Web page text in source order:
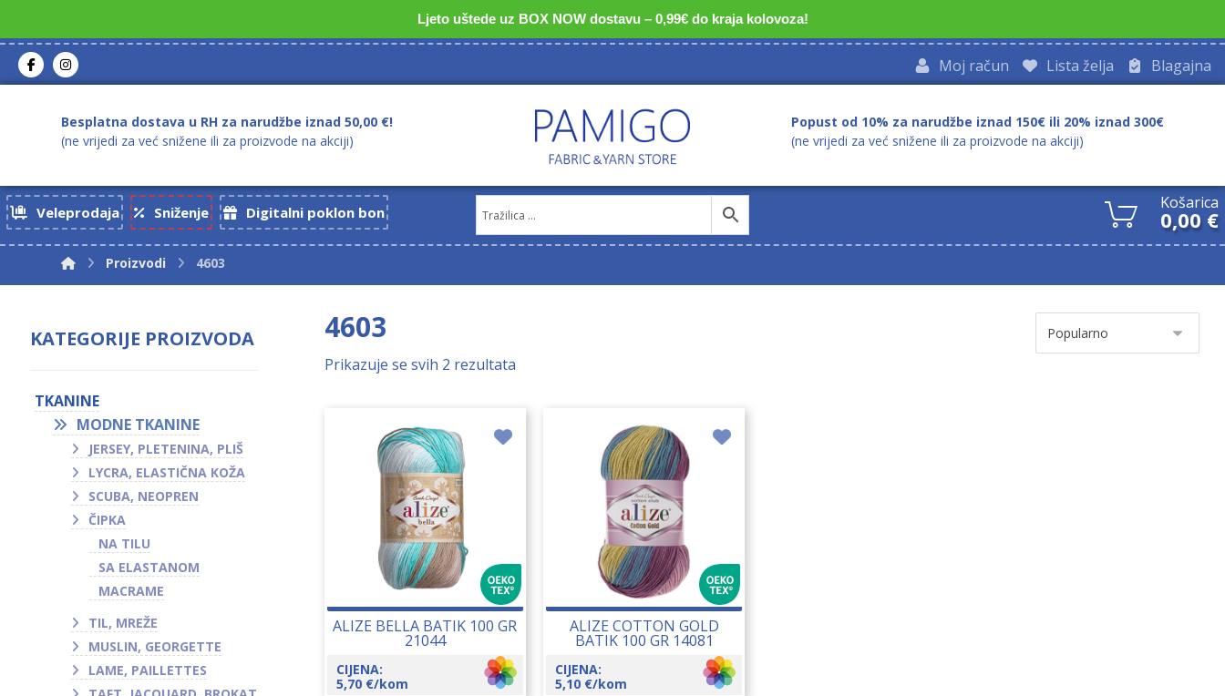
Ljeto uštede uz BOX NOW dostavu – 0,99€ do kraja kolovoza!
Blagajna
Lista želja
Moj račun
Besplatna dostava u RH za narudžbe iznad 50,00 €!
(ne vrijedi za već snižene ili za proizvode na akciji)
Popust od 10% za narudžbe iznad 150€ ili 20% iznad 300€
(ne vrijedi za već snižene ili za proizvode na akciji)
Veleprodaja Sniženje Digitalni poklon bon Košarica
0,00 €
Proizvodi 4603
4603
Prikazuje se svih 2 rezultata
ALIZE BELLA BATIK 100 GR
21044
CIJENA:
5,70 €/kom
ALIZE COTTON GOLD
BATIK 100 GR 14081
CIJENA:
5,10 €/kom
KATEGORIJE PROIZVODA
TKANINE
MODNE TKANINE
JERSEY, PLETENINA, PLIŠ
LYCRA, ELASTIČNA KOŽA
SCUBA, NEOPREN
ČIPKA
NA TILU
SA ELASTANOM
MACRAME
TIL, MREŽE
MUSLIN, GEORGETTE
LAME, PAILLETTES